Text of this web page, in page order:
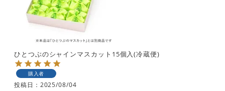
ひとつぶのシャインマスカット15個入(冷蔵便)
購入者
投稿日 2025/08/04